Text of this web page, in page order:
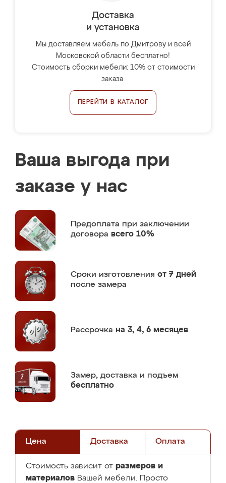
Доставка
и установка
Мы доставляем мебель по Дмитрову и всей
Московской области бесплатно!
Стоимость сборки мебели: 10% от стоимости
заказа.
ПЕРЕЙТИ В КАТАЛОГ
Ваша выгода при
заказе у нас
Предоплата при заключении
договора всего 10%
Сроки изготовления от 7 дней
после замера
Рассрочка на 3, 4, 6 месяцев
Замер, доставка и подъем
бесплатно
Цена Доставка Оплата
Стоимость зависит от размеров и
материалов Вашей мебели. Просто